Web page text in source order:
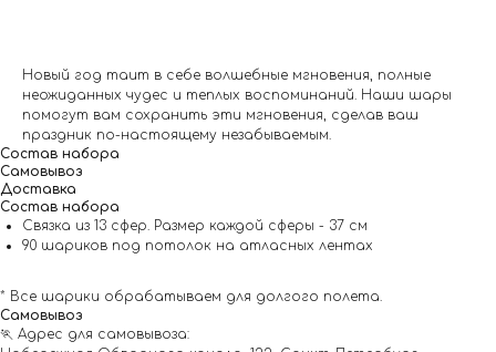
Новый год таит в себе волшебные мгновения, полные
неожиданных чудес и теплых воспоминаний. Наши шары
помогут вам сохранить эти мгновения, сделав ваш
праздник по-настоящему незабываемым.
Состав набора
Самовывоз
Доставка
Состав набора
Связка из 13 сфер. Размер каждой сферы - 37 см
90 шариков под потолок на атласных лентах
* Все шарики обрабатываем для долгого полета.
Самовывоз
🏃 Адрес для самовывоза: